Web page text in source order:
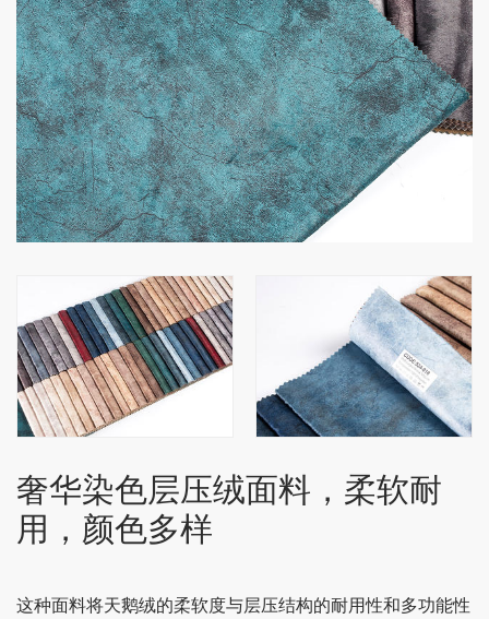
奢华染色层压绒面料，柔软耐
用，颜色多样
这种面料将天鹅绒的柔软度与层压结构的耐用性和多功能性